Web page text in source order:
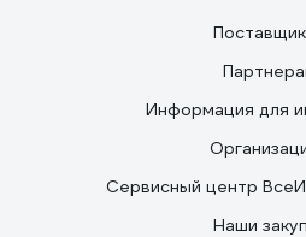
Информация для
Сервисный центр
Наши